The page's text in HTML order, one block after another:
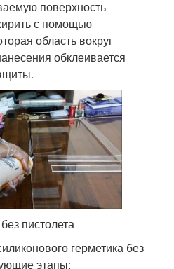
поверхность
с помощью
область вокруг
обклеивается
пистолета
герметика без
этапы: